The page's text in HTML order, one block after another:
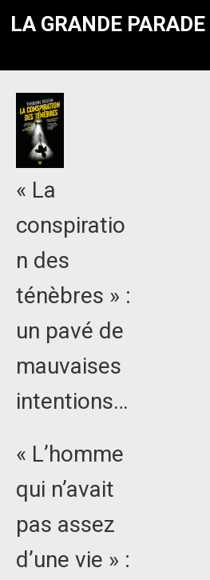
LA GRANDE PARADE
« La
conspiratio
n des
ténèbres » :
un pavé de
mauvaises
intentions…
« L’homme
qui n’avait
pas assez
d’une vie » :